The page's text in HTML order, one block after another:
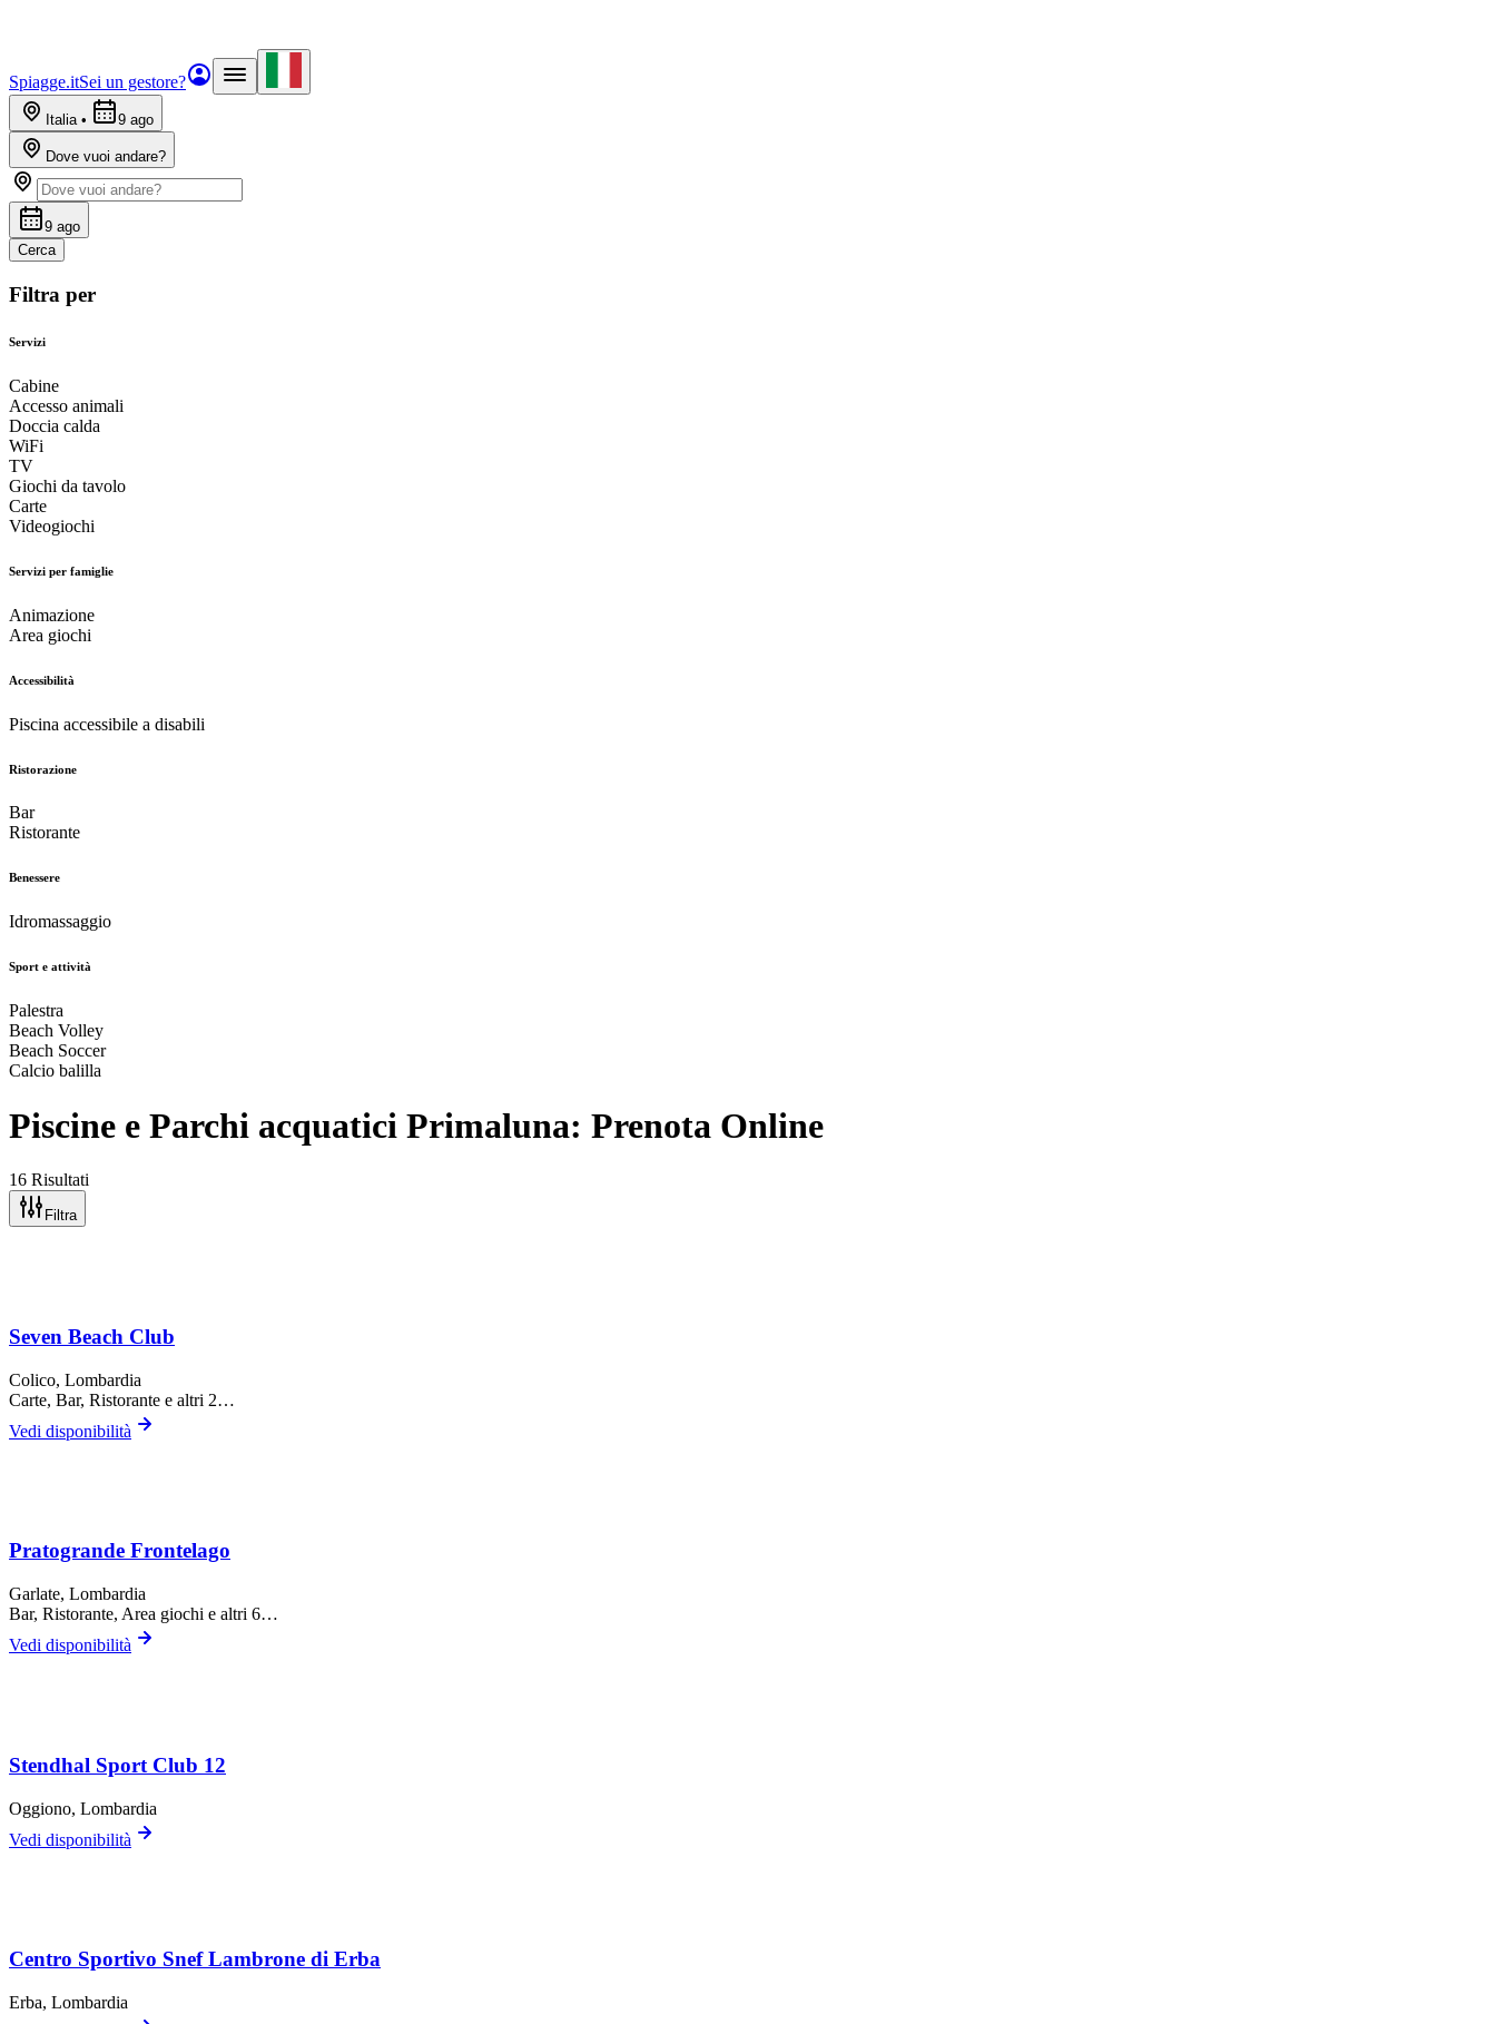
Spiagge.itSei un gestore?
Italia• 9 ago
Dove vuoi andare?
9 ago
Cerca
Filtra per
Servizi
Cabine
Accesso animali
Doccia calda
WiFi
TV
Giochi da tavolo
Carte
Videogiochi
Servizi per famiglie
Animazione
Area giochi
Accessibilità
Piscina accessibile a disabili
Ristorazione
Bar
Ristorante
Benessere
Idromassaggio
Sport e attività
Palestra
Beach Volley
Beach Soccer
Calcio balilla
Piscine e Parchi acquatici Primaluna: Prenota Online
16 Risultati
Filtra
Seven Beach Club
Colico, Lombardia
Carte, Bar, Ristorante e altri 2…
Vedi disponibilità
Pratogrande Frontelago
Garlate, Lombardia
Bar, Ristorante, Area giochi e altri 6…
Vedi disponibilità
Stendhal Sport Club 12
Oggiono, Lombardia
Vedi disponibilità
Centro Sportivo Snef Lambrone di Erba
Erba, Lombardia